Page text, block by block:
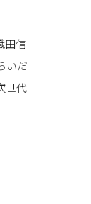
田信
いだ
世代